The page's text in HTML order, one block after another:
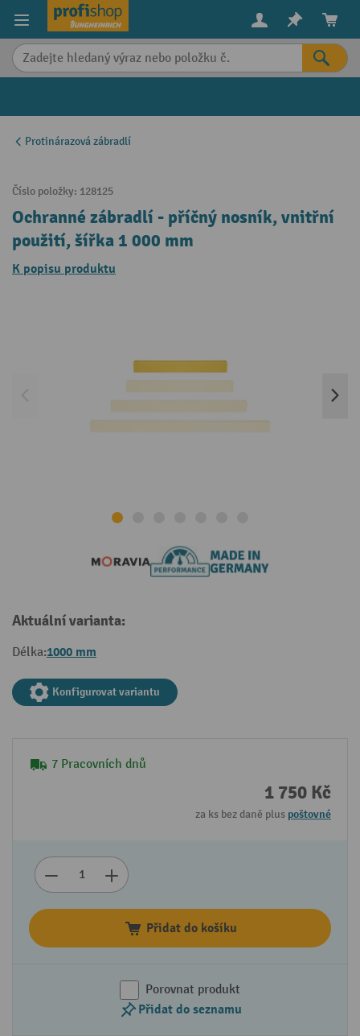
content
Protinárazová zábradlí
Číslo položky: 128125
Ochranné zábradlí - příčný nosník, vnitřní
použití, šířka 1 000 mm
K popisu produktu
Aktuální varianta:
Délka:1000 mm
Konfigurovat variantu
7 Pracovních dnů
1 750 Kč
za ks bez daně plus poštovné
Přidat do košíku
Porovnat produkt
Přidat do seznamu